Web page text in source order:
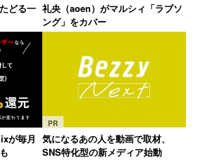
どる一 礼央（aoen）がマルシィ「ラブソ
ング」をカバー
が毎月
PR
気になるあの人を動画で取材、
SNS特化型の新メディア始動